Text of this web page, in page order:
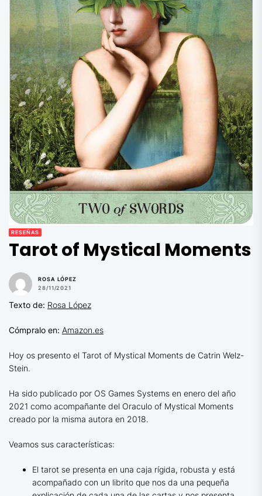
RESEÑAS
Tarot of Mystical Moments
ROSA LÓPEZ
28/11/2021
Texto de: Rosa López
Cómpralo en: Amazon.es
Hoy os presento el Tarot of Mystical Moments de Catrin Welz-
Stein.
Ha sido publicado por OS Games Systems en enero del año
2021 como acompañante del Oraculo of Mystical Moments
creado por la misma autora en 2018.
Veamos sus características:
El tarot se presenta en una caja rígida, robusta y está
acompañado con un librito que nos da una pequeña